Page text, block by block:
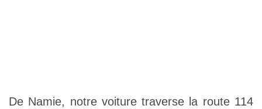
De Namie, notre voiture traverse la route 114